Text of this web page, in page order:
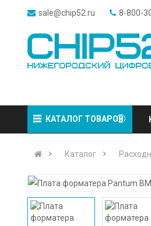
sale@chip52.ru 8-800-
КАТАЛОГ ТОВАРОВ
Каталог